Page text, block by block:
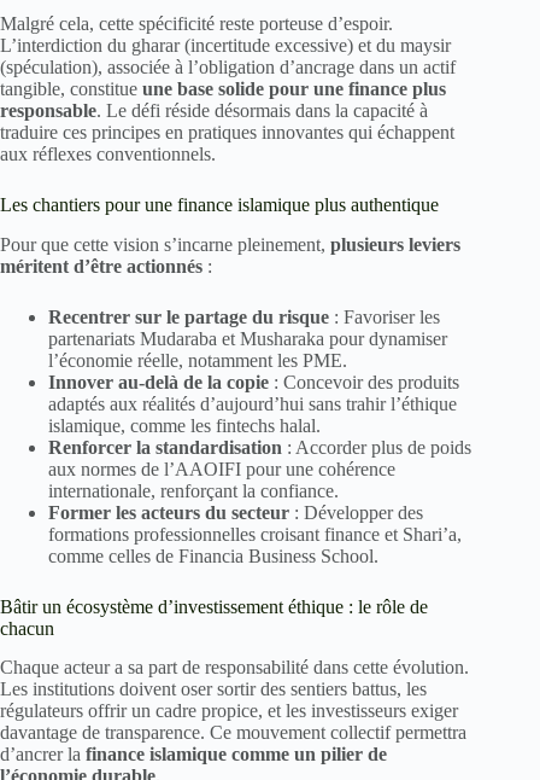
Malgré cela, cette spécificité reste porteuse d’espoir.
L’interdiction du gharar (incertitude excessive) et du maysir
(spéculation), associée à l’obligation d’ancrage dans un actif
tangible, constitue une base solide pour une finance plus
responsable. Le défi réside désormais dans la capacité à
traduire ces principes en pratiques innovantes qui échappent
aux réflexes conventionnels.
Les chantiers pour une finance islamique plus authentique
Pour que cette vision s’incarne pleinement, plusieurs leviers
méritent d’être actionnés :
Recentrer sur le partage du risque : Favoriser les
partenariats Mudaraba et Musharaka pour dynamiser
l’économie réelle, notamment les PME.
Innover au-delà de la copie : Concevoir des produits
adaptés aux réalités d’aujourd’hui sans trahir l’éthique
islamique, comme les fintechs halal.
Renforcer la standardisation : Accorder plus de poids
aux normes de l’AAOIFI pour une cohérence
internationale, renforçant la confiance.
Former les acteurs du secteur : Développer des
formations professionnelles croisant finance et Shari’a,
comme celles de Financia Business School.
Bâtir un écosystème d’investissement éthique : le rôle de
chacun
Chaque acteur a sa part de responsabilité dans cette évolution.
Les institutions doivent oser sortir des sentiers battus, les
régulateurs offrir un cadre propice, et les investisseurs exiger
davantage de transparence. Ce mouvement collectif permettra
d’ancrer la finance islamique comme un pilier de